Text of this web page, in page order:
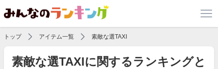
トップ アイテム一覧 素敵な選TAXI
素敵な選TAXIに関するランキングと